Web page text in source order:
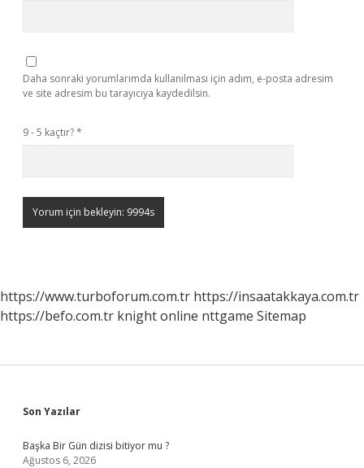
Daha sonraki yorumlarımda kullanılması için adım, e-posta adresim
ve site adresim bu tarayıcıya kaydedilsin.
9 - 5 kaçtır?*
https://www.turboforum.com.tr https://insaatakkaya.com.tr
https://befo.com.tr knight online nttgame Sitemap
Sidebar
Son Yazılar
Başka Bir Gün dizisi bitiyor mu ?
Ağustos 6, 2026